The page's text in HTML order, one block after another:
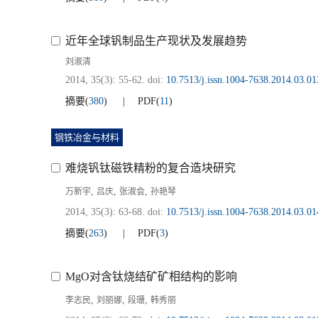
近年全球钒制品生产现状及发展趋势
刘淑清
2014, 35(3): 55-62. doi: 10.7513/j.issn.1004-
摘要(380) PDF(11)
钢铁冶金与材料
难烧钒钛磁铁精粉的复合造块研究
万新宇, 吕庆, 张淑会, 孙艳琴
2014, 35(3): 63-68. doi: 10.7513/j.issn.1004-
摘要(263) PDF(3)
MgO对含钛烧结矿矿相结构的影响
李志民, 刘丽娜, 段珊, 韩秀丽